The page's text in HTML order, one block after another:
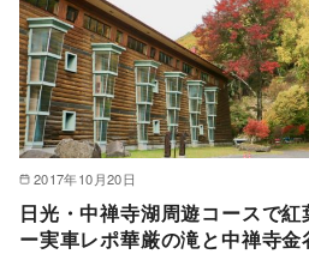
2017年10月20日
日光・中禅寺湖周遊コースで
ー実車レポ華厳の滝と中禅寺